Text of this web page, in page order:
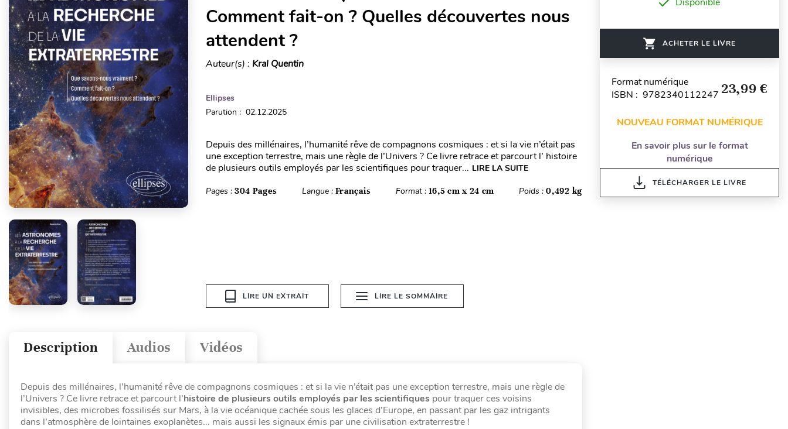
Comment fait-on ? Quelles découvertes nous
attendent ?
Auteur(s) : Kral Quentin
Ellipses
Parution : 02.12.2025
Depuis des millénaires, l’humanité rêve de compagnons cosmiques : et si la vie n’était pas
une exception terrestre, mais une règle de l’Univers ? Ce livre retrace et parcourt l’ histoire
de plusieurs outils employés par les scientifiques pour traquer... LIRE LA SUITE
Pages : 304 Pages Langue : Français Format : 16,5 cm x 24 cm Poids :0,492 kg
LIRE UN EXTRAIT LIRE LE SOMMAIRE
Vidéos
Audios
Description
Depuis des millénaires, l’humanité rêve de compagnons cosmiques : et si la vie n’était pas une exception terrestre, mais une règle de
l’Univers ? Ce livre retrace et parcourt l’histoire de plusieurs outils employés par les scientifiques pour traquer ces voisins
invisibles, des microbes fossilisés sur Mars, à la vie océanique cachée sous les glaces d’Europe, en passant par les gaz intrigants
dans l’atmosphère de lointaines exoplanètes... mais aussi les signaux émis par une civilisation extraterrestre !
ACHETER LE LIVRE
Format numérique
ISBN : 9782340112247 23,99 €
NOUVEAU FORMAT NUMÉRIQUE
En savoir plus sur le format
numérique
TÉLÉCHARGER LE LIVRE